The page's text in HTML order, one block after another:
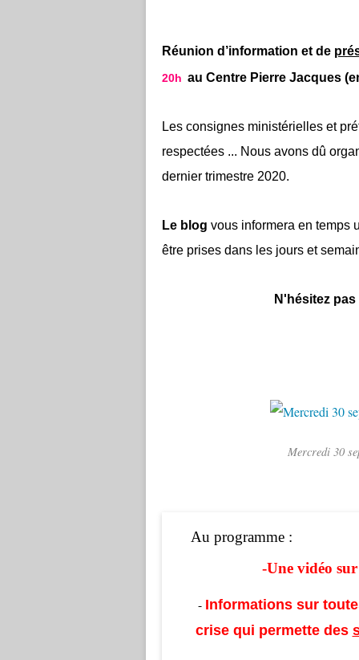
Réunion d’information et de
20h au Centre Pierre Jacques
Les consignes ministérielles et
respectées ... Nous avons dû
dernier trimestre 2020.
Le blog vous informera en temps
être prises dans les jours et
N'hésitez
Mercredi 30
Au programme :
-Une vidéo
- Informations sur
crise qui permette des